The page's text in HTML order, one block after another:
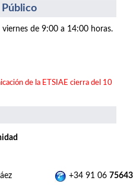
viernes de 9:00 a 14:00 horas.
de la ETSIAE cierra del 10
Sáez +34 91 06 75643